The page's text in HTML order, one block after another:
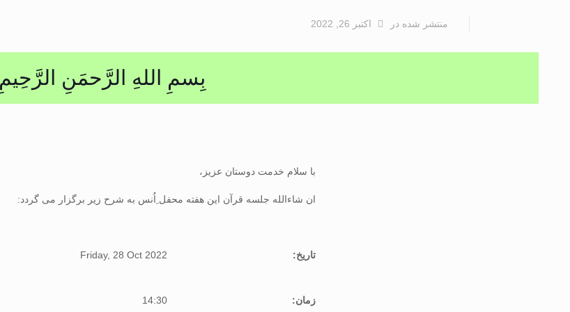
منتشر شده در اکتبر 26, 2022
بِسمِ اللهِ الرَّحمَنِ الرَّحِيمِ
با سلام خدمت دوستان عزیز،
ان شاءالله جلسه قرآن این هفته محفل ِاُنس به شرح زیر برگزار می گردد:
تاریخ: Friday, 28 Oct 2022
زمان: 14:30